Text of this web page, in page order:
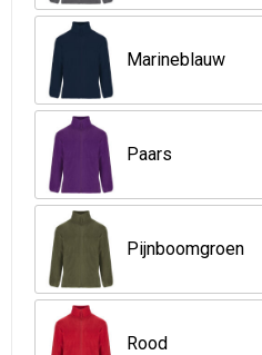
Marineblauw
Paars
Pijnboomgroen
Rood